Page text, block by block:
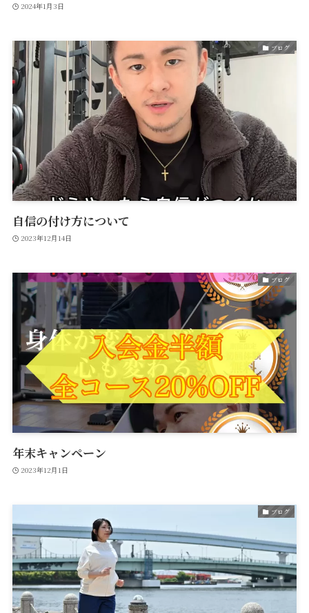
2024年1月3日
ブログ
自信の付け方について
2023年12月14日
ブログ
年末キャンペーン
2023年12月1日
ブログ